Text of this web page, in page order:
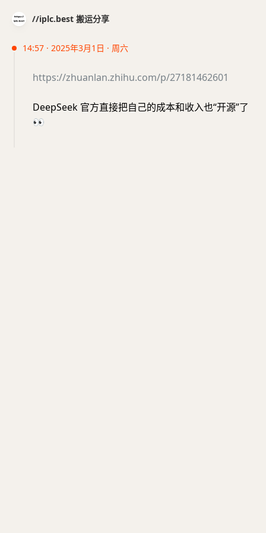
//iplc.best 搬运分享
14:57 · 2025年3月1日 · 周六
https://zhuanlan.zhihu.com/p/27181462601
DeepSeek 官方直接把自己的成本和收入也“开源”了
👀